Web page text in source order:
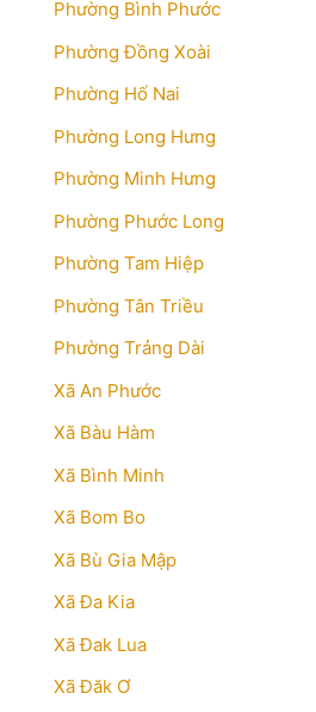
Phường Bình Phước
Phường Đồng Xoài
Phường Hố Nai
Phường Long Hưng
Phường Minh Hưng
Phường Phước Long
Phường Tam Hiệp
Phường Tân Triều
Phường Trảng Dài
Xã An Phước
Xã Bàu Hàm
Xã Bình Minh
Xã Bom Bo
Xã Bù Gia Mập
Xã Đa Kia
Xã Đak Lua
Xã Đăk Ơ